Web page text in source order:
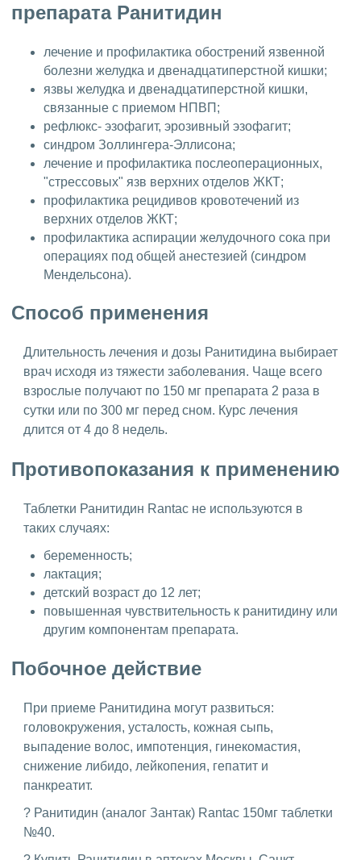
препарата Ранитидин
лечение и профилактика обострений язвенной
болезни желудка и двенадцатиперстной кишки;
язвы желудка и двенадцатиперстной кишки,
связанные с приемом НПВП;
рефлюкс- эзофагит, эрозивный эзофагит;
синдром Золлингера-Эллисона;
лечение и профилактика послеоперационных,
"стрессовых" язв верхних отделов ЖКТ;
профилактика рецидивов кровотечений из
верхних отделов ЖКТ;
профилактика аспирации желудочного сока при
операциях под общей анестезией (синдром
Мендельсона).
Способ применения
Длительность лечения и дозы Ранитидина выбирает
врач исходя из тяжести заболевания. Чаще всего
взрослые получают по 150 мг препарата 2 раза в
сутки или по 300 мг перед сном. Курс лечения
длится от 4 до 8 недель.
Противопоказания к применению
Таблетки Ранитидин Rantac не используются в
таких случаях:
беременность;
лактация;
детский возраст до 12 лет;
повышенная чувствительность к ранитидину или
другим компонентам препарата.
Побочное действие
При приеме Ранитидина могут развиться:
головокружения, усталость, кожная сыпь,
выпадение волос, импотенция, гинекомастия,
снижение либидо, лейкопения, гепатит и
панкреатит.
? Ранитидин (аналог Зантак) Rantac 150мг таблетки
№40.